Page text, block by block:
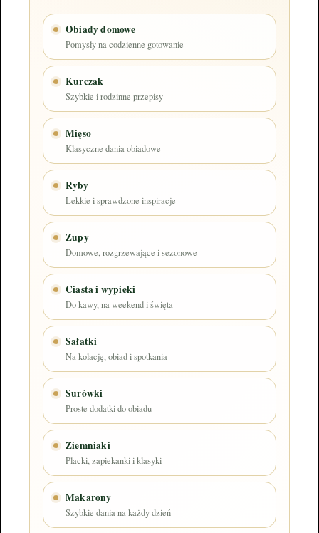
Obiady domowe
Pomysły na codzienne gotowanie
Kurczak
Szybkie i rodzinne przepisy
Mięso
Klasyczne dania obiadowe
Ryby
Lekkie i sprawdzone inspiracje
Zupy
Domowe, rozgrzewające i sezonowe
Ciasta i wypieki
Do kawy, na weekend i święta
Sałatki
Na kolację, obiad i spotkania
Surówki
Proste dodatki do obiadu
Ziemniaki
Placki, zapiekanki i klasyki
Makarony
Szybkie dania na każdy dzień